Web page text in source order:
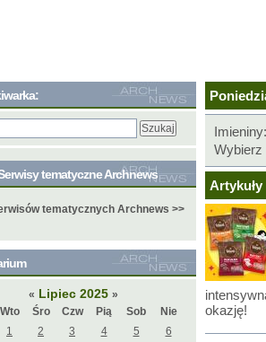
Wybierz
okazję!
tematyczne Archnews
tematycznych Archnews >>
« Lipiec 2025 »
Wto Śro Czw Pią Sob
Nie
1
2 3 4 5
6